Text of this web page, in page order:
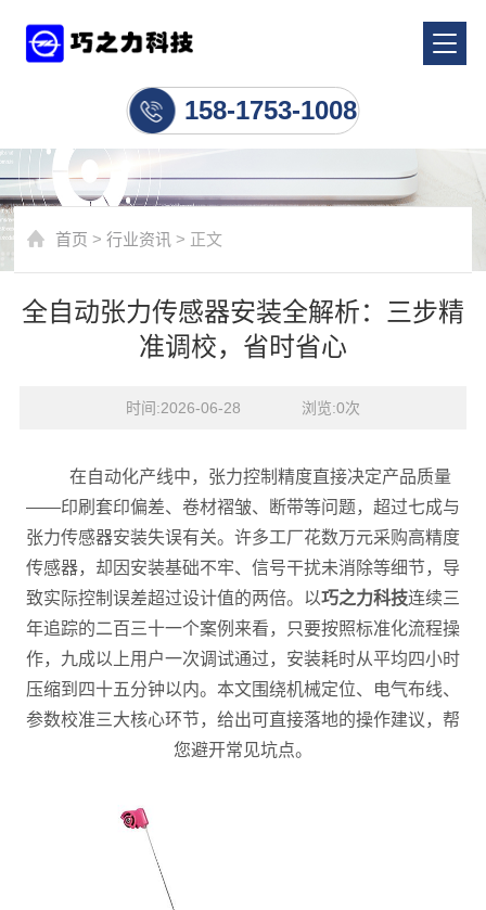
158-1753-1008
首页 >行业资讯 > 正文
全自动张力传感器安装全解析：三步精
准调校，省时省心
时间:2026-06-28    浏览:0次
在自动化产线中，张力控制精度直接决定产品质量
——印刷套印偏差、卷材褶皱、断带等问题，超过七成与
张力传感器安装失误有关。许多工厂花数万元采购高精度
传感器，却因安装基础不牢、信号干扰未消除等细节，导
致实际控制误差超过设计值的两倍。以巧之力科技连续三
年追踪的二百三十一个案例来看，只要按照标准化流程操
作，九成以上用户一次调试通过，安装耗时从平均四小时
压缩到四十五分钟以内。本文围绕机械定位、电气布线、
参数校准三大核心环节，给出可直接落地的操作建议，帮
您避开常见坑点。